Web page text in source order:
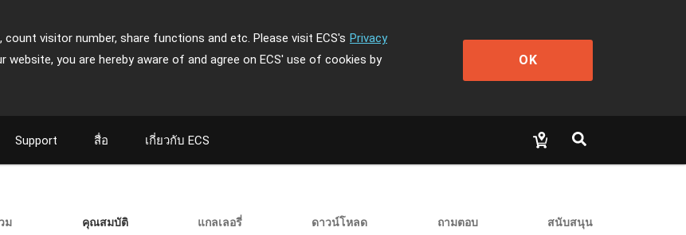
visitor number, share functions and etc. Please visit ECS's Privacy
you are hereby aware of and agree on ECS' use of cookies by
OK
Support สื่อ เกี่ยวกับ ECS
ม คุณสมบัติ แกลเลอรี่ ดาวน์โหลด ถามตอบ สนับสนุน